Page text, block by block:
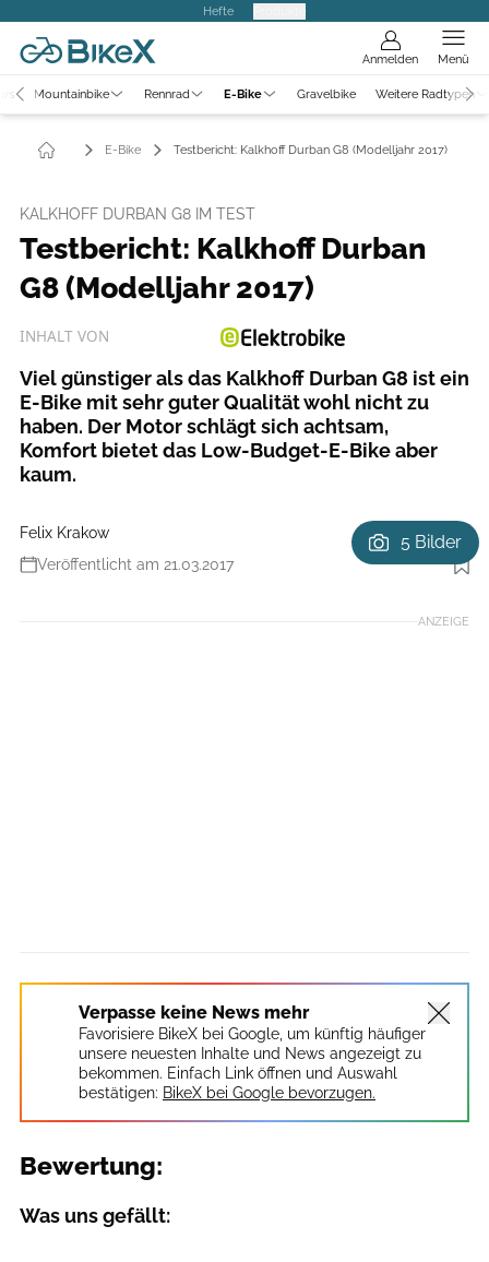
Hefte
Anmelden Menü
Mountainbike Rennrad E-Bike Gravelbike Weitere Radtypen
E-Bike Testbericht: Kalkhoff Durban G8 (Modelljahr 2017)
KALKHOFF DURBAN G8 IM TEST
Testbericht: Kalkhoff Durban
G8 (Modelljahr 2017)
INHALT VON
Viel günstiger als das Kalkhoff Durban G8 ist ein
E-Bike mit sehr guter Qualität wohl nicht zu
haben. Der Motor schlägt sich achtsam,
Komfort bietet das Low-Budget-E-Bike aber
kaum.
Felix Krakow
Veröffentlicht am 21.03.2017
Foto: Benjamin Hahn Fotografie
5 Bilder
ANZEIGE
Verpasse keine News mehr
Favorisiere BikeX bei Google, um künftig häufiger
unsere neuesten Inhalte und News angezeigt zu
bekommen. Einfach Link öffnen und Auswahl
bestätigen: BikeX bei Google bevorzugen.
Bewertung:
Was uns gefällt: